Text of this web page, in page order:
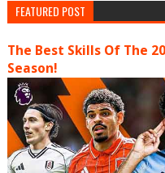
FEATURED POST
The Best Skills Of The
Season!